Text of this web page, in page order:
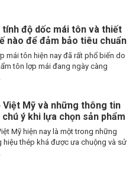
tính độ dốc mái tôn và thiết
nào để đảm bảo tiêu chuẩn
mái tôn hiện nay đã rất phổ biến do
tôn lợp mái đang ngày càng
Việt Mỹ và những thông tin
ý khi lựa chọn sản phẩm
Mỹ hiện nay là một trong những
hiệu thép khá được ưa chuộng và sử